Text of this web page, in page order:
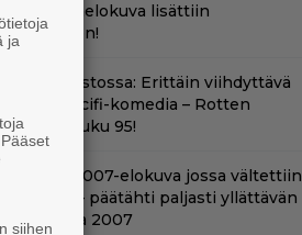
lisättiin
suoratoistossa: Erittäin viihdyttävä
kehuttu scifi-komedia – Rotten
-luku 95!
tv:ssä: 007-elokuva jossa vältettiin
– päätähti paljasti yllättävän
vuonna 2007
ja
siihen